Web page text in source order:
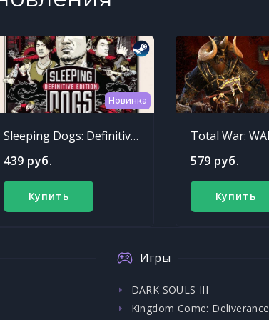
Новинка
Sleeping Dogs: Definitive Edition
439 руб.
Купить
579 руб.
Купить
Игры
DARK SOULS III
Kingdom Come: Deliverance